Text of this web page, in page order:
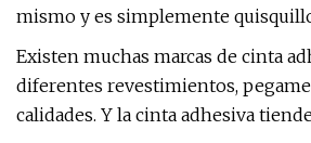
mismo y es simplemente
Existen muchas marcas de cinta
diferentes revestimientos,
calidades. Y la cinta adhesiva